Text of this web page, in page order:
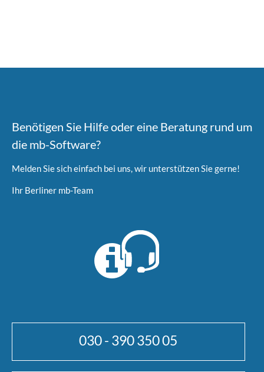
Benötigen Sie Hilfe oder eine Beratung rund um
die mb-Software?
Melden Sie sich einfach bei uns, wir unterstützen Sie gerne!
Ihr Berliner mb-Team
030 - 390 350 05